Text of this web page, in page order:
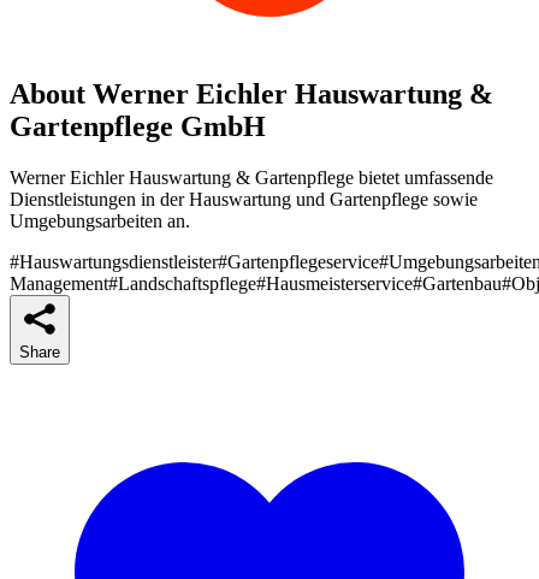
About Werner Eichler Hauswartung &
Gartenpflege GmbH
Werner Eichler Hauswartung & Gartenpflege bietet umfassende
Dienstleistungen in der Hauswartung und Gartenpflege sowie
Umgebungsarbeiten an.
#Hauswartungsdienstleister#Gartenpflegeservice
Management#Landschaftspflege#Hausmeisterservice#Gartenbau
Share